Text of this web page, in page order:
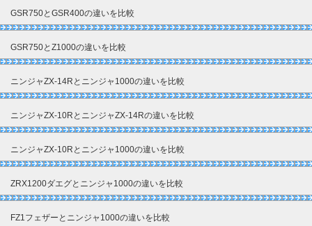
GSR750とGSR400の違いを比較
GSR750とZ1000の違いを比較
ニンジャZX-14Rとニンジャ1000の違いを比較
ニンジャZX-10RとニンジャZX-14Rの違いを比較
ニンジャZX-10Rとニンジャ1000の違いを比較
ZRX1200ダエグとニンジャ1000の違いを比較
FZ1フェザーとニンジャ1000の違いを比較